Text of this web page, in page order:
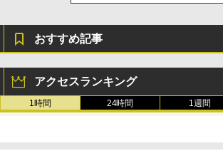
おすすめ記事
アクセスランキング
1時間 24時間 1週間